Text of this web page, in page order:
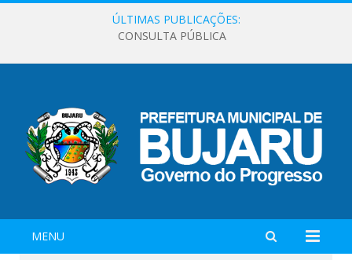
ÚLTIMAS PUBLICAÇÕES:
CONSULTA PÚBLICA
MENU